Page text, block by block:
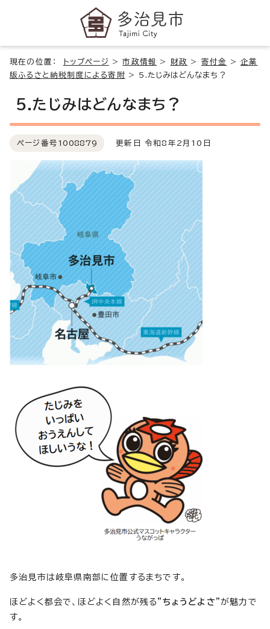
現在の位置： トップページ >市政情報 > 財政 > 寄付金 >企業
版ふるさと納税制度による寄附 > 5.たじみはどんなまち？
5.たじみはどんなまち？
ページ番号 1008879 更新日 令和8年2月10日
多治見市は岐阜県南部に位置するまちです。
ほどよく都会で、ほどよく自然が残る ”ちょうどよさ” が魅力で
す。